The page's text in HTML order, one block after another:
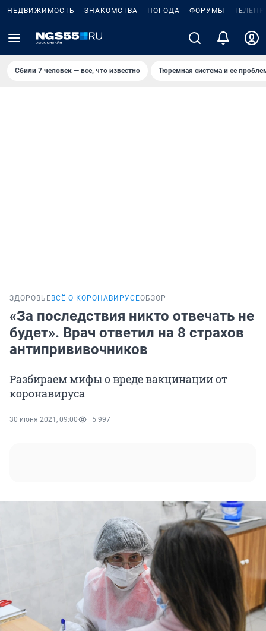
НЕДВИЖИМОСТЬ ЗНАКОМСТВА ПОГОДА ФОРУМЫ
Сбили 7 человек — все, что известно Тюремная система и ее
ЗДОРОВЬЕ ВСЁ О КОРОНАВИРУСЕОБЗОР
«За последствия никто отвечать не
будет». Врач ответил на 8 страхов
антипрививочников
Разбираем мифы о вреде вакцинации от
коронавируса
30 июня 2021, 09:00 5 997